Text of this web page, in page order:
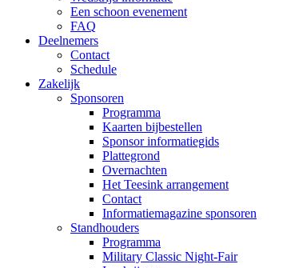
Een schoon evenement
FAQ
Deelnemers
Contact
Schedule
Zakelijk
Sponsoren
Programma
Kaarten bijbestellen
Sponsor informatiegids
Plattegrond
Overnachten
Het Teesink arrangement
Contact
Informatiemagazine sponsoren
Standhouders
Programma
Military Classic Night-Fair